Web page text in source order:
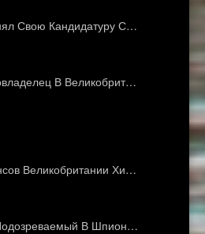
Свою Кандидатуру С…
В Великобрит…
Великобритании Хи…
В Шпион…